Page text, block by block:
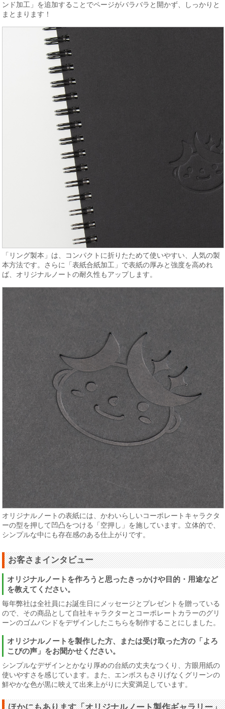
ンド加工」を追加することでページがバラバラと開かず、しっかりと
まとまります！
「リング製本」は、コンパクトに折りたためて使いやすい、人気の製
本方法です。さらに「表紙合紙加工」で表紙の厚みと強度を高めれ
ば、オリジナルノートの耐久性もアップします。
オリジナルノートの表紙には、かわいらしいコーポレートキャラクタ
ーの型を押して凹凸をつける「空押し」を施しています。立体的で、
シンプルな中にも存在感のある仕上がりです。
お客さまインタビュー
オリジナルノートを作ろうと思ったきっかけや目的・用途など
を教えてください。
毎年弊社は全社員にお誕生日にメッセージとプレゼントを贈っている
ので、その商品として自社キャラクターとコーポレートカラーのグリ
ーンのゴムバンドをデザインしたこちらを制作することにしました。
オリジナルノートを製作した方、または受け取った方の「よろ
こびの声」をお聞かせください。
シンプルなデザインとかなり厚めの台紙の丈夫なつくり、方眼用紙の
使いやすさを感じています。また、エンボスもさりげなくグリーンの
鮮やかな色が黒に映えて出来上がりに大変満足しています。